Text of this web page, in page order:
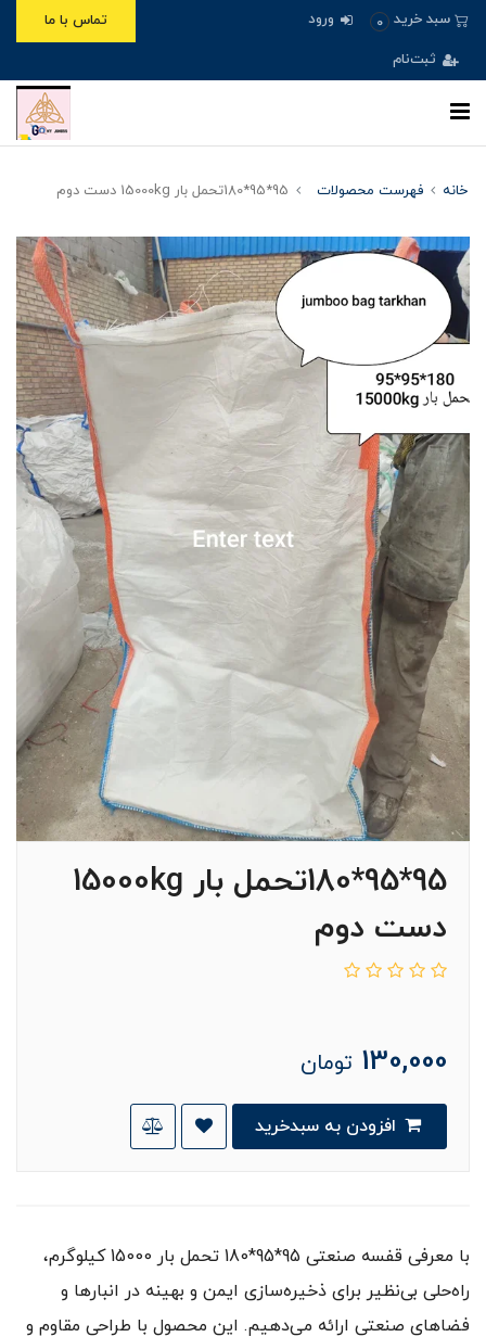
سبد خرید 0 ورود
ثبت‌نام
تماس با ما
خانه فهرست محصولات 95*95*180تحمل بار 15000kg دست دوم
95*95*180تحمل بار 15000kg
دست دوم
130,000 تومان
با معرفی قفسه صنعتی 95*95*180 تحمل بار 15000 کیلوگرم،
راه‌حلی بی‌نظیر برای ذخیره‌سازی ایمن و بهینه در انبارها و
فضاهای صنعتی ارائه می‌دهیم. این محصول با طراحی مقاوم و